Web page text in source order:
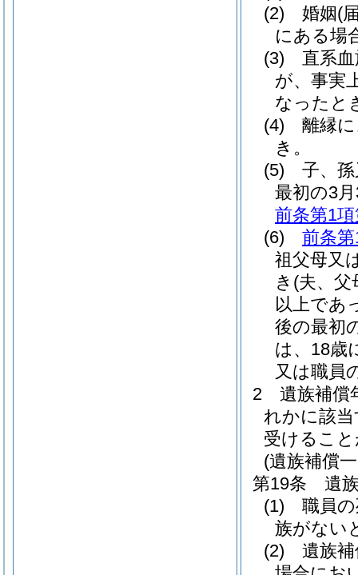
(2)
婚姻(
にある場
(3)
直系
が、事実
なったと
(4)
離縁
き。
(5)
子、
最初の3
前条第1
(6)
前条
祖父母又
き (夫、父
以上であ
後の最初
は、18歳
又は職員
2
遺族補償
れかに該
受けるこ
(遺族補償
第19条
遺
(1)
職員
族がない
(2)
遺族